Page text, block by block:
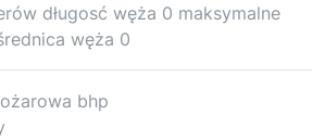
długosć węża 0 maksymalne
węża 0
bhp